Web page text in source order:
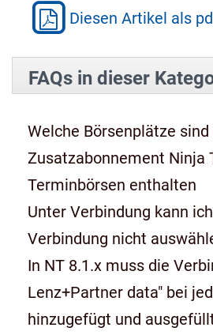
Diesen Artikel als
FAQs in dieser
Welche Börsenplätze sind
Zusatzabonnement Ninja
Terminbörsen enthalten
Unter Verbindung kann
Verbindung nicht
In NT 8.1.x muss die
Lenz+Partner data" bei
hinzugefügt und